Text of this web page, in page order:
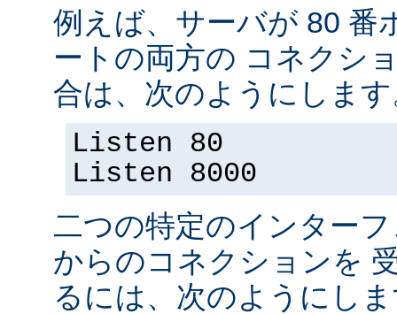
例えば、サーバが 80 番
ートの両方の コネクシ
合は、次のようにしま
Listen 80
Listen 8000
二つの特定のインター
からのコネクションを
るには、次のようにし